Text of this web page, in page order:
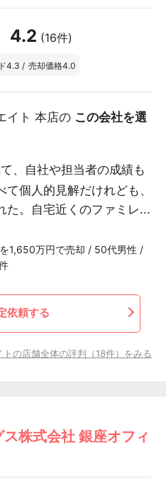
4.2 (16件)
4.3 / 売却価格4.0
イト 本店の この会社を選
、自社や担当者の成績も
個人的見解だけれども、
た。自宅近くのファミレ...
1,650万円で売却 / 50代男性 /
依頼する
の店舗全体の評判（18件）をみる
株式会社 銀座オフィ